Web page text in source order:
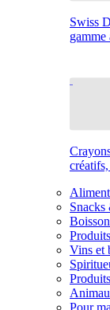
Swiss
gamme
Snacks
Vins et
Pour